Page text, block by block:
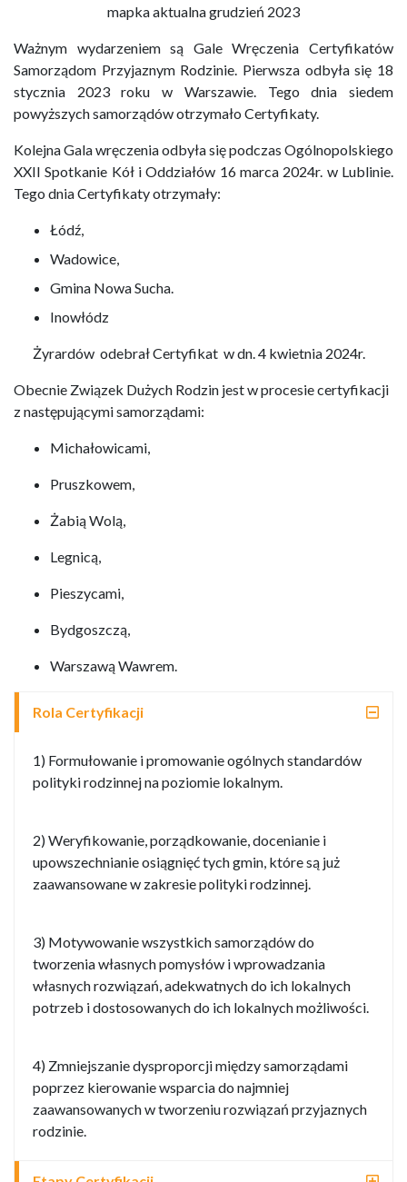
mapka aktualna grudzień 2023
Ważnym wydarzeniem są Gale Wręczenia Certyfikatów
Samorządom Przyjaznym Rodzinie. Pierwsza odbyła się 18
stycznia 2023 roku w Warszawie. Tego dnia siedem
powyższych samorządów otrzymało Certyfikaty.
Kolejna Gala wręczenia odbyła się podczas Ogólnopolskiego
XXII Spotkanie Kół i Oddziałów 16 marca 2024r. w Lublinie.
Tego dnia Certyfikaty otrzymały:
Łódź,
Wadowice,
Gmina Nowa Sucha.
Inowłódz
Żyrardów odebrał Certyfikat w dn. 4 kwietnia 2024r.
Obecnie Związek Dużych Rodzin jest w procesie certyfikacji
z następującymi samorządami:
Michałowicami,
Pruszkowem,
Żabią Wolą,
Legnicą,
Pieszycami,
Bydgoszczą,
Warszawą Wawrem.
Rola Certyfikacji
1) Formułowanie i promowanie ogólnych standardów
polityki rodzinnej na poziomie lokalnym.
2) Weryfikowanie, porządkowanie, docenianie i
upowszechnianie osiągnięć tych gmin, które są już
zaawansowane w zakresie polityki rodzinnej.
3) Motywowanie wszystkich samorządów do
tworzenia własnych pomysłów i wprowadzania
własnych rozwiązań, adekwatnych do ich lokalnych
potrzeb i dostosowanych do ich lokalnych możliwości.
4) Zmniejszanie dysproporcji między samorządami
poprzez kierowanie wsparcia do najmniej
zaawansowanych w tworzeniu rozwiązań przyjaznych
rodzinie.